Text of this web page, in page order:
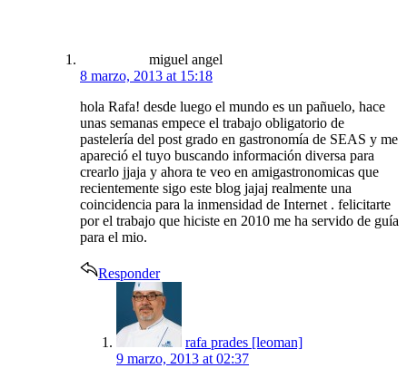
miguel angel
8 marzo, 2013 at 15:18
hola Rafa! desde luego el mundo es un pañuelo, hace
unas semanas empece el trabajo obligatorio de
pastelería del post grado en gastronomía de SEAS y me
apareció el tuyo buscando información diversa para
crearlo jjaja y ahora te veo en amigastronomicas que
recientemente sigo este blog jajaj realmente una
coincidencia para la inmensidad de Internet . felicitarte
por el trabajo que hiciste en 2010 me ha servido de guía
para el mio.
Responder
rafa prades [leoman]
9 marzo, 2013 at 02:37